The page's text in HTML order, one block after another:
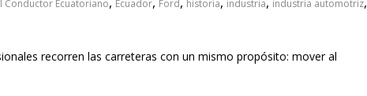
Conductor Ecuatoriano Ecuador Ford historia industria industria automotriz
recorren las carreteras con un mismo propósito: mover al